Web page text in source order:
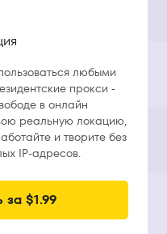
любыми
прокси -
в онлайн
реальную локацию,
и творите без
IP-адресов.
$1.99